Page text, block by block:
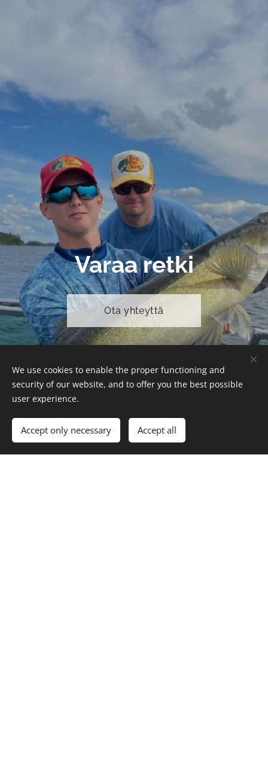
Varaa retki
Ota yhteyttä
We use cookies to enable the proper functioning and
security of our website, and to offer you the best possible
user experience.
Accept only necessary Accept all